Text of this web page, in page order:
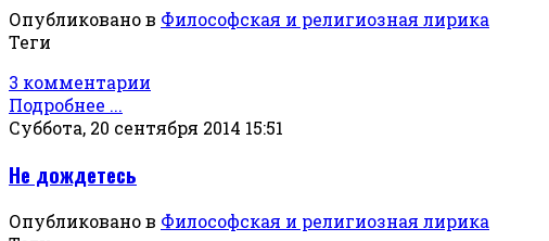
Опубликовано в Философская и религиозная лирика
Теги
3 комментарии
Подробнее ...
Суббота, 20 сентября 2014 15:51
Не дождетесь
Опубликовано в Философская и религиозная лирика